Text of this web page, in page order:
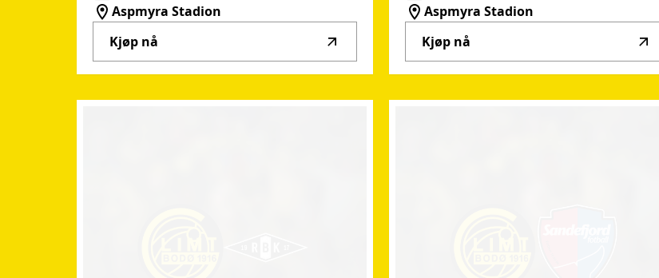
Aspmyra Stadion
Kjøp nå
Aspmyra Stadion
Kjøp nå